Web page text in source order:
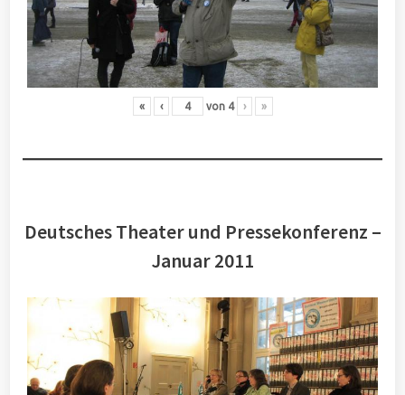
« ‹ von 4 › »
Deutsches Theater und Pressekonferenz –
Januar 2011